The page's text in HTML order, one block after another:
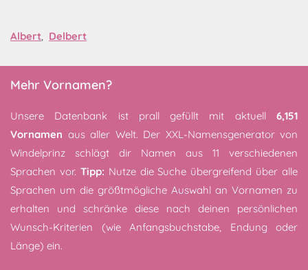
Albert, Delbert
Mehr Vornamen?
Unsere Datenbank ist prall gefüllt mit aktuell 6,151
Vornamen aus aller Welt. Der XXL-Namensgenerator von
Windelprinz schlägt dir Namen aus 11 verschiedenen
Sprachen vor. Tipp: Nutze die Suche übergreifend über alle
Sprachen um die größtmögliche Auswahl an Vornamen zu
erhalten und schränke diese nach deinen persönlichen
Wunsch-Kriterien (wie Anfangsbuchstabe, Endung oder
Länge) ein.